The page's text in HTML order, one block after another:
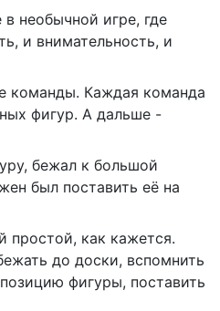
в необычной игре, где
и внимательность, и
команды. Каждая команда
фигур. А дальше -
бежал к большой
был поставить её на
простой, как кажется.
до доски, вспомнить
фигуры, поставить